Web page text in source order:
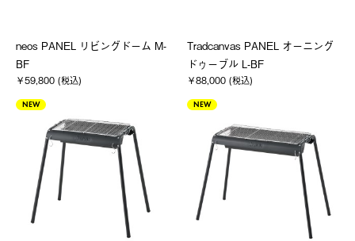
neos PANEL リビングドーム M-
BF
￥59,800 (税込)
Tradcanvas PANEL オーニング
ドゥーブル L-BF
￥88,000 (税込)
NEW NEW